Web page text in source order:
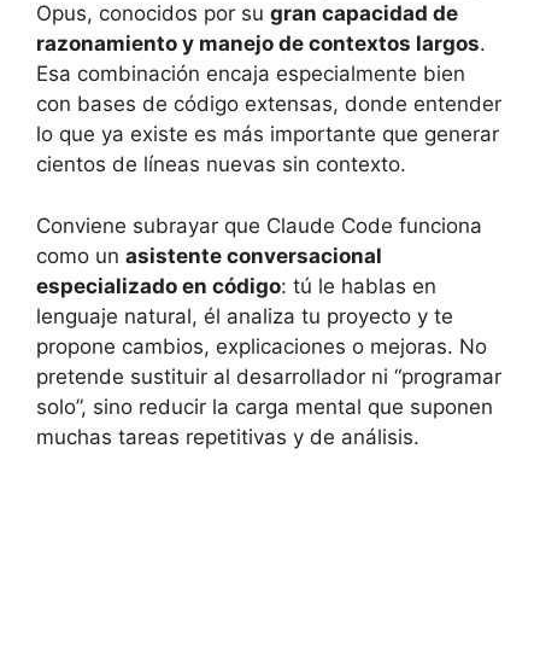
Opus, conocidos por su gran capacidad de
razonamiento y manejo de contextos largos.
Esa combinación encaja especialmente bien
con bases de código extensas, donde entender
lo que ya existe es más importante que generar
cientos de líneas nuevas sin contexto.
Conviene subrayar que Claude Code funciona
como un asistente conversacional
especializado en código: tú le hablas en
lenguaje natural, él analiza tu proyecto y te
propone cambios, explicaciones o mejoras. No
pretende sustituir al desarrollador ni “programar
solo”, sino reducir la carga mental que suponen
muchas tareas repetitivas y de análisis.